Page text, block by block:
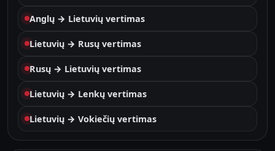
Anglų → Lietuvių vertimas
Lietuvių → Rusų vertimas
Rusų → Lietuvių vertimas
Lietuvių → Lenkų vertimas
Lietuvių → Vokiečių vertimas